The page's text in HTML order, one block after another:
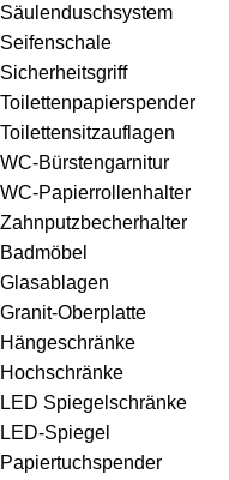
Säulenduschsystem
Seifenschale
Sicherheitsgriff
Toilettenpapierspender
Toilettensitzauflagen
WC-Bürstengarnitur
WC-Papierrollenhalter
Zahnputzbecherhalter
Badmöbel
Glasablagen
Granit-Oberplatte
Hängeschränke
Hochschränke
LED Spiegelschränke
LED-Spiegel
Papiertuchspender